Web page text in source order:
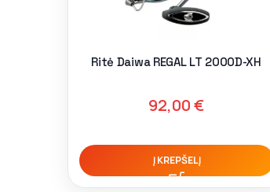
Ritė Daiwa REGAL LT 2000D-XH
92,00€
Į KREPŠELĮ